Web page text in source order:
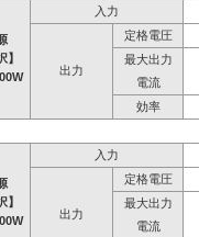
】
入力
出力
定格電圧
最大出力
電流
効率
】
入力
出力
定格電圧
最大出力
電流